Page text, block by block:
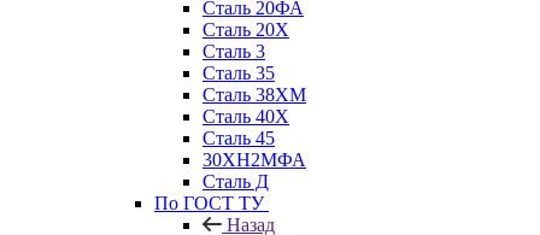
Сталь 20ФА
Сталь 20Х
Сталь 3
Сталь 35
Сталь 38ХМ
Сталь 40Х
Сталь 45
30ХН2МФА
Сталь Д
По ГОСТ ТУ
Назад